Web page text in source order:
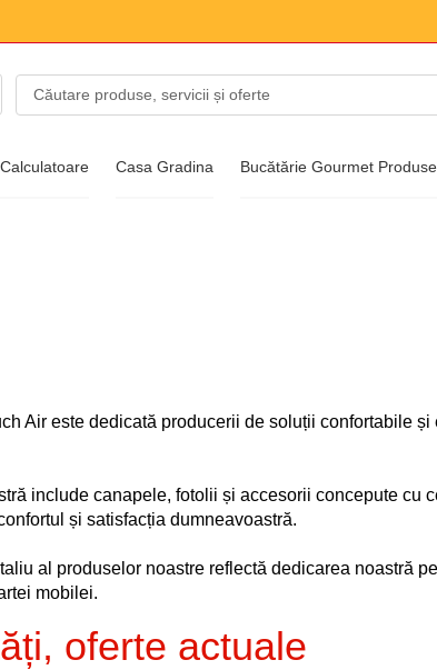
Casa Gradina Bucătărie Gourmet Produse
modă
Air este dedicată producerii de soluții confortabile
include canapele, fotolii și accesorii concepute cu
și satisfacția dumneavoastră.
al produselor noastre reflectă dedicarea noastră
mobilei.
oferte actuale